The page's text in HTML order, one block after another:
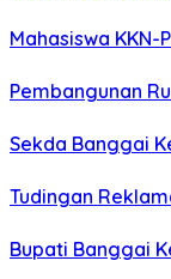
Mahasiswa
Pembangunan
Sekda Banggai
Tudingan
Bupati Banggai